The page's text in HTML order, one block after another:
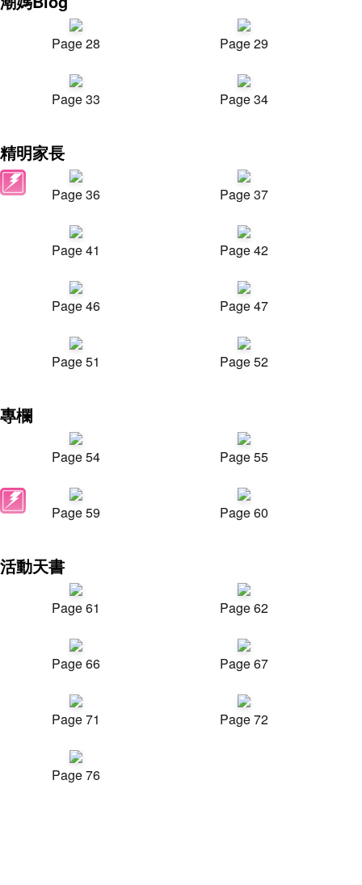
Page 28 Page 29
Page 33 Page 34
精明家長
Page 36 Page 37
Page 41 Page 42
Page 46 Page 47
Page 51 Page 52
專欄
Page 54 Page 55
Page 59 Page 60
活動天書
Page 61 Page 62
Page 66 Page 67
Page 71 Page 72
Page 76